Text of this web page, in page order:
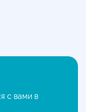
с вами в